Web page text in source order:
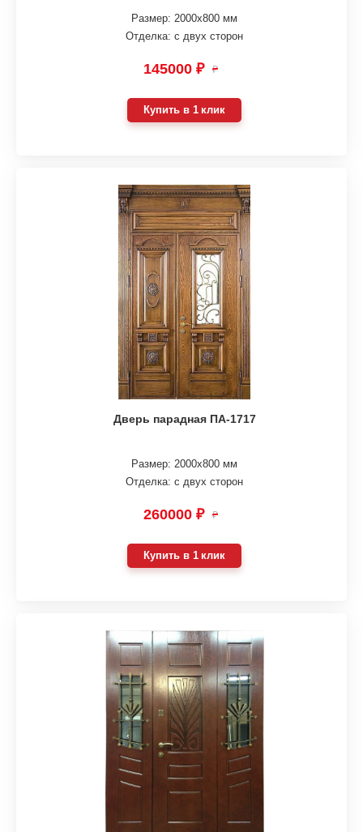
Размер: 2000х800 мм
Отделка: с двух сторон
145000 ₽ ₽
Купить в 1 клик
Дверь парадная ПА-1717
Размер: 2000х800 мм
Отделка: с двух сторон
260000 ₽ ₽
Купить в 1 клик